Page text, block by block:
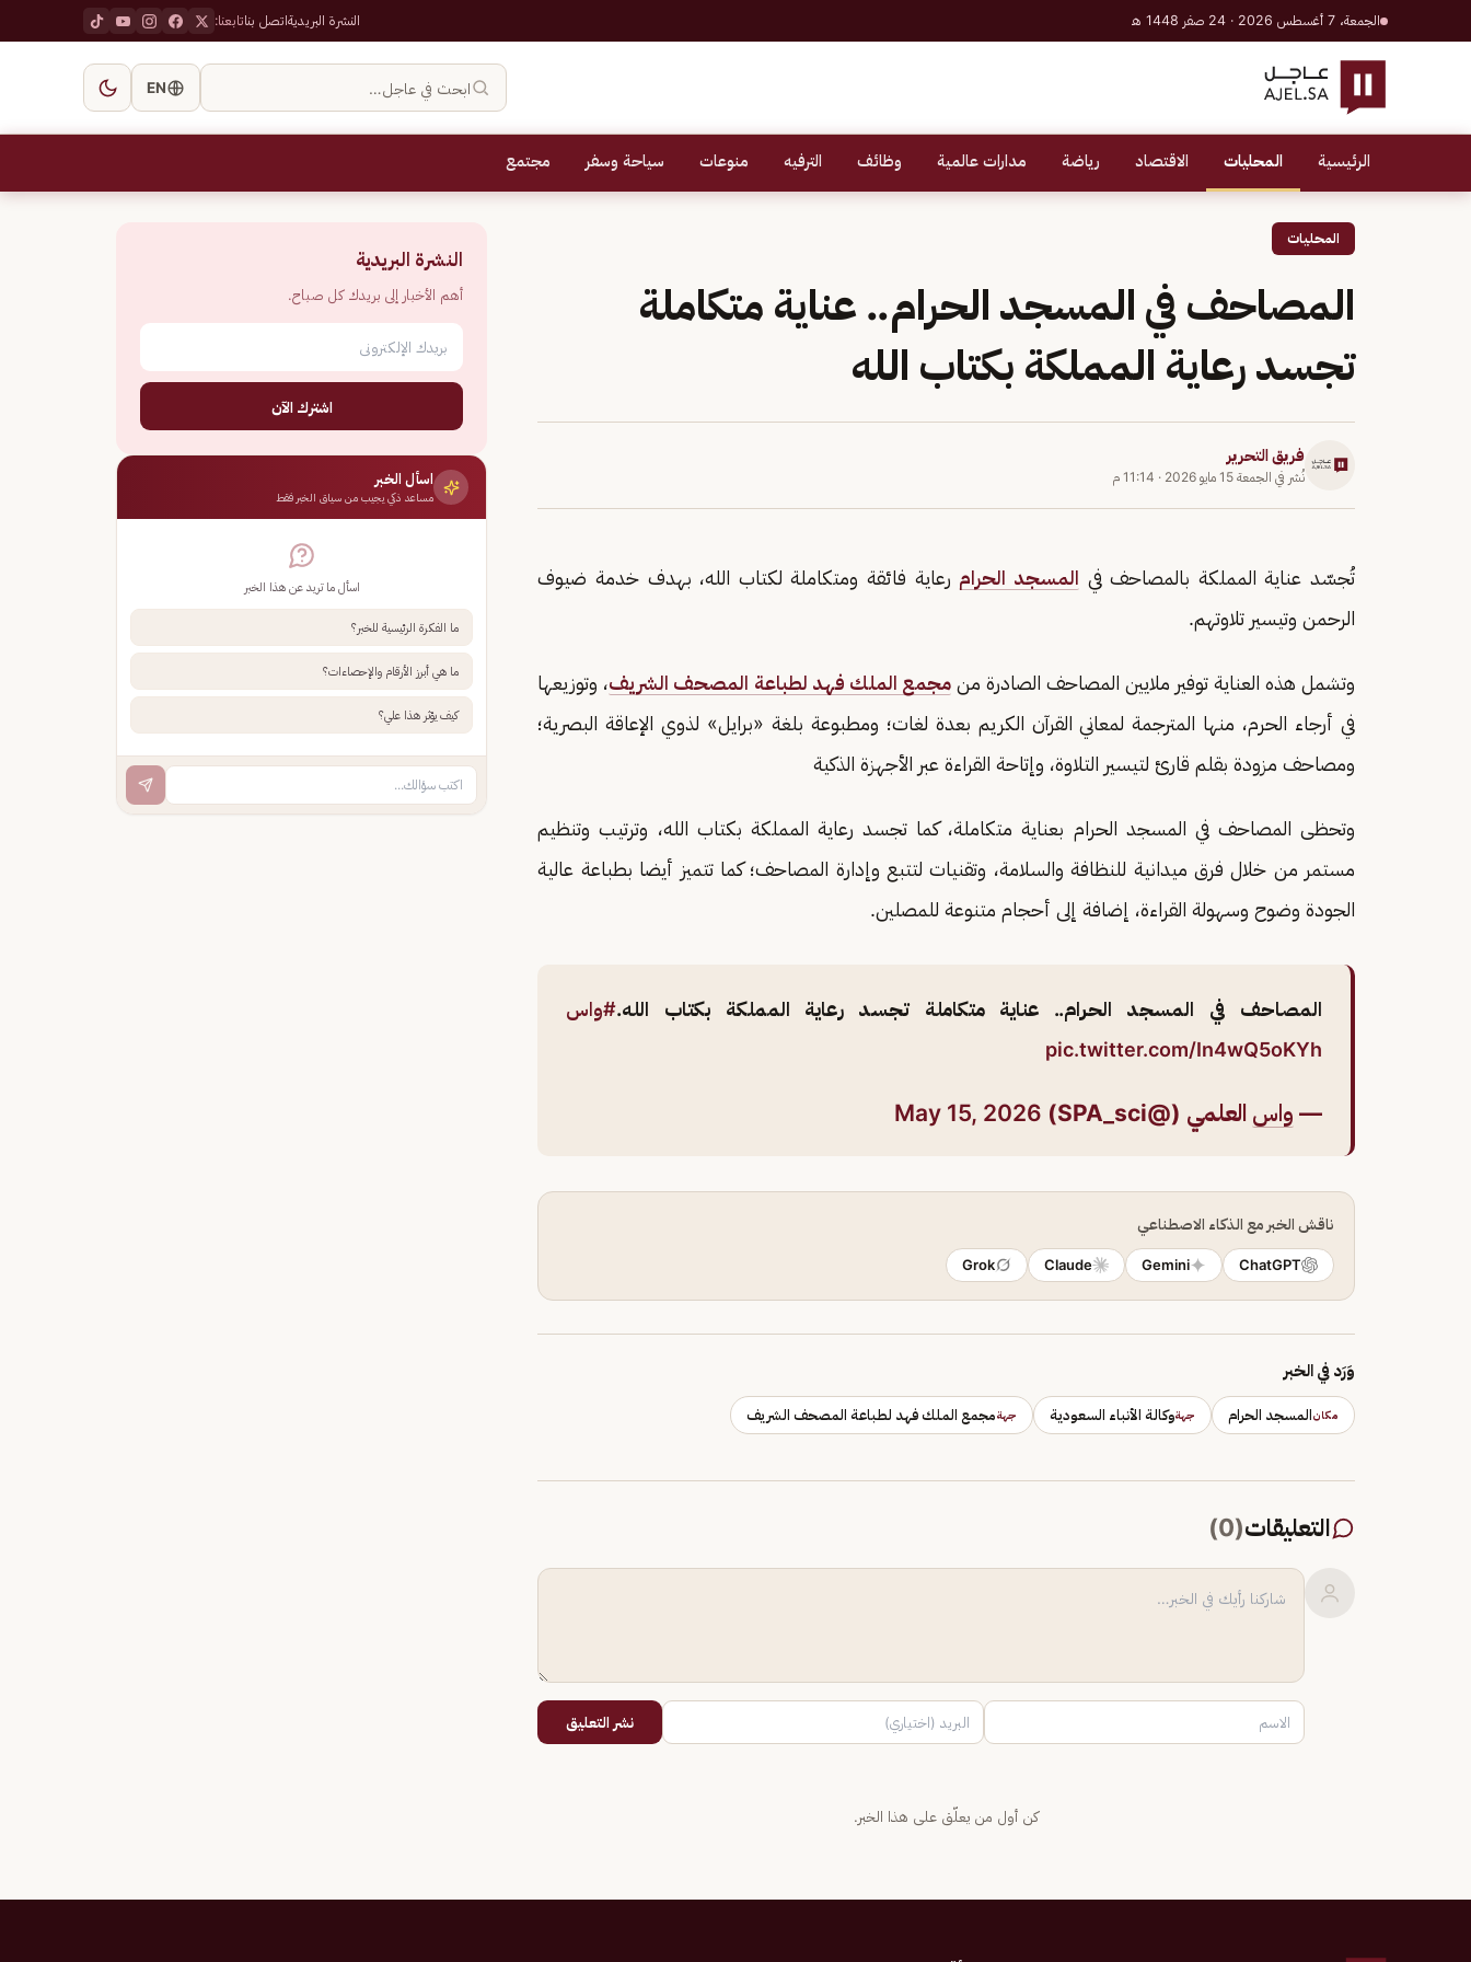
الجمعة، 7 أغسطس 2026 · 24 صفر 1448 هـ النشرة البريديةاتصل بناتابعنا:
ابحث في عاجل… EN
الرئيسية المحليات الاقتصاد رياضة مدارات عالمية وظائف الترفيه منوعات سياحة وسفر مجتمع
المحليات
المصاحف في المسجد الحرام.. عناية متكاملة
تجسد رعاية المملكة بكتاب الله
فريق التحرير
نُشر في الجمعة 15 مايو 2026 · 11:14 م
تُجسّد عناية المملكة بالمصاحف في المسجد الحرام رعاية فائقة ومتكاملة لكتاب الله، بهدف خدمة ضيوف
الرحمن وتيسير تلاوتهم.
وتشمل هذه العناية توفير ملايين المصاحف الصادرة منمجمع الملك فهد لطباعة المصحف الشريف، وتوزيعها
في أرجاء الحرم، منها المترجمة لمعاني القرآن الكريم بعدة لغات؛ ومطبوعة بلغة «برايل» لذوي الإعاقة البصرية؛
ومصاحف مزودة بقلم قارئ لتيسير التلاوة، وإتاحة القراءة عبر الأجهزة الذكية
وتحظى المصاحف في المسجد الحرام بعناية متكاملة، كما تجسد رعاية المملكة بكتاب الله، وترتيب وتنظيم
مستمر من خلال فرق ميدانية للنظافة والسلامة، وتقنيات لتتبع وإدارة المصاحف؛ كما تتميز أيضا بطباعة عالية
الجودة وضوح وسهولة القراءة، إضافة إلى أحجام متنوعة للمصلين.
المصاحف في المسجد الحرام.. عناية متكاملة تجسد رعاية المملكة بكتاب الله.#واس
pic.twitter.com/In4wQ5oKYh
— واس العلمي (@SPA_sci) May 15, 2026
ناقش الخبر مع الذكاء الاصطناعي
ChatGPT
Gemini
Claude
Grok
وَرَد في الخبر
مكانالمسجد الحرام جهةوكالة الأنباء السعودية جهةمجمع الملك فهد لطباعة المصحف الشريف
التعليقات(
0
)
نشر التعليق
كن أول من يعلّق على هذا الخبر.
النشرة البريدية
أهم الأخبار إلى بريدك كل صباح.
اشترك الآن
اسأل الخبر
مساعد ذكي يجيب من سياق الخبر فقط
اسأل ما تريد عن هذا الخبر
ما الفكرة الرئيسية للخبر؟
ما هي أبرز الأرقام والإحصاءات؟
كيف يؤثر هذا علي؟